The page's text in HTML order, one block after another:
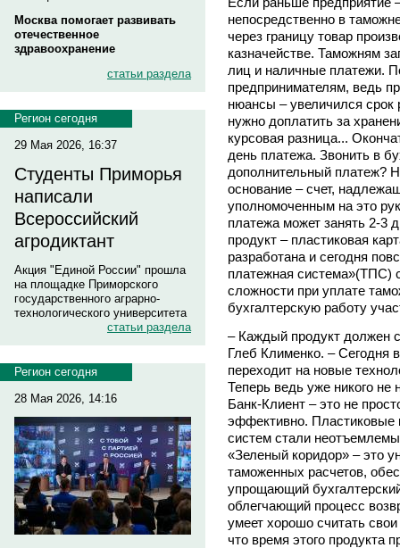
Москва помогает развивать
отечественное
здравоохранение
статьи раздела
Регион сегодня
29 Мая 2026, 16:37
Студенты Приморья
написали
Всероссийский
агродиктант
Акция "Единой России" прошла
на площадке Приморского
государственного аграрно-
технологического университета
статьи раздела
Регион сегодня
28 Мая 2026, 14:16
непосредственно в
через границу товар
казначействе. Таможням
лиц и наличные платежи.
предпринимателям, ведь
нюансы – увеличился
нужно доплатить за
курсовая разница...
день платежа. Звонить в
дополнительный платеж?
основание – счет,
уполномоченным на это
платежа может занять 2-3
продукт – пластиковая
разработана и сегодня
платежная система»(ТПС)
сложности при уплате
бухгалтерскую работу
– Каждый продукт должен
Глеб Клименко. – Сегодня
переходит на новые
Теперь ведь уже никого
Банк-Клиент – это не
эффективно. Пластиковые
систем стали
«Зеленый коридор» – это
таможенных расчетов,
упрощающий
облегчающий процесс
умеет хорошо считать
что время этого продукта